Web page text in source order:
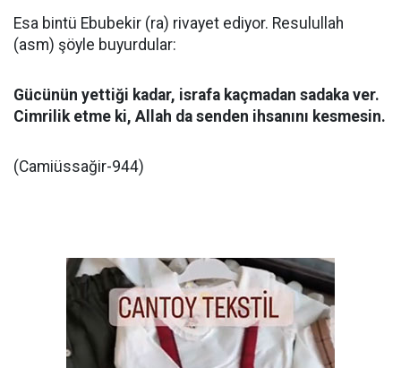
Esa bintü Ebubekir (ra) rivayet ediyor. Resulullah
(asm) şöyle buyurdular:
Gücünün yettiği kadar, israfa kaçmadan sadaka ver.
Cimrilik etme ki, Allah da senden ihsanını kesmesin.
(Camiüssağir-944)